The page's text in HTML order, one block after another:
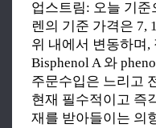
업스트림: 오늘 기준
렌의 기준 가격은 7,
위 내에서 변동하며
Bisphenol A 와
주문수입은 느리고
현재 필수적이고 즉
재를 받아들이는 의